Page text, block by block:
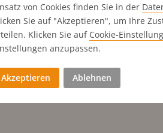
von Cookies finden Sie in der
Sie auf "Akzeptieren", um Ihre
Klicken Sie auf Cookie-
anzupassen.
Akzeptieren Ablehnen